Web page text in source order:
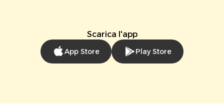
Scarica l'app
App Store Play Store